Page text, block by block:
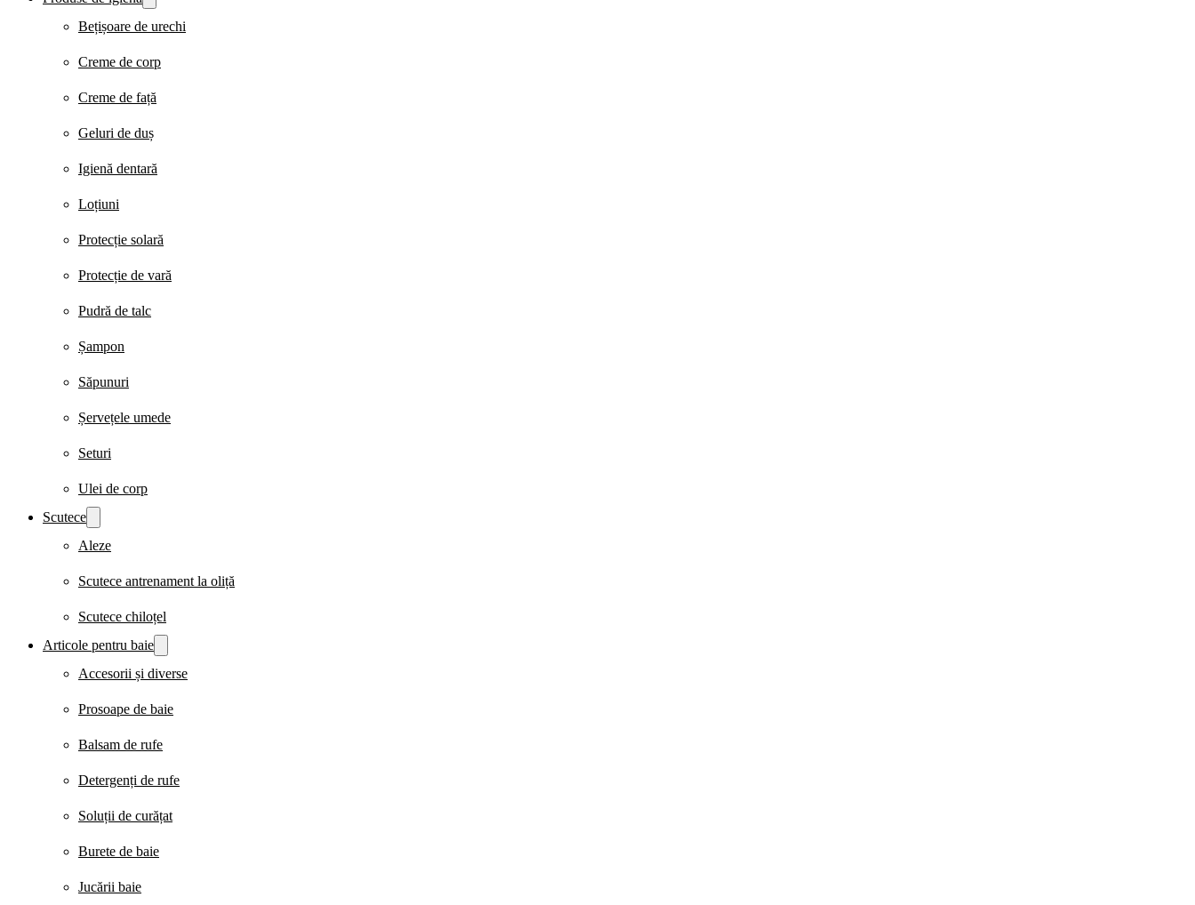
Bețișoare de urechi
Creme de corp
Creme de față
Geluri de duș
Igienă dentară
Loțiuni
Protecție solară
Protecție de vară
Pudră de talc
Șampon
Săpunuri
Șervețele umede
Seturi
Ulei de corp
Scutece
Aleze
Scutece antrenament la oliță
Scutece chiloțel
Articole pentru baie
Accesorii și diverse
Prosoape de baie
Balsam de rufe
Detergenți de rufe
Soluții de curățat
Burete de baie
Jucării baie